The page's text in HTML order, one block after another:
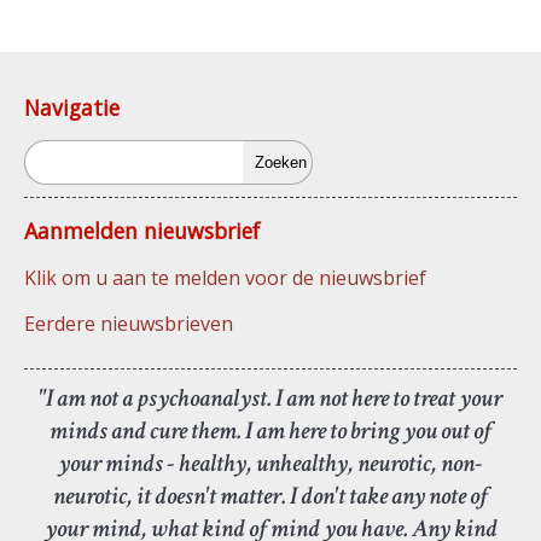
Navigatie
Zoeken
Aanmelden nieuwsbrief
Klik om u aan te melden voor de nieuwsbrief
Eerdere nieuwsbrieven
"I am not a psychoanalyst. I am not here to treat your
minds and cure them. I am here to bring you out of
your minds - healthy, unhealthy, neurotic, non-
neurotic, it doesn't matter. I don't take any note of
your mind, what kind of mind you have. Any kind